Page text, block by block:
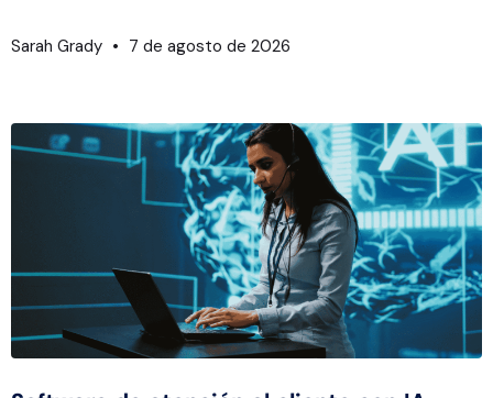
Sarah Grady 7 de agosto de 2026